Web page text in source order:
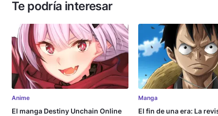
Te podría interesar
Anime
El manga Destiny Unchain Online
Manga
El fin de una era: La